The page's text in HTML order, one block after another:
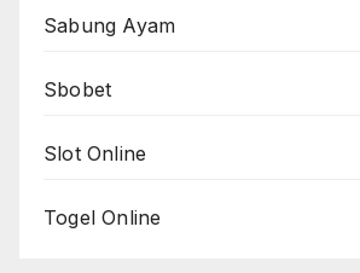
Sabung Ayam
Sbobet
Slot Online
Togel Online